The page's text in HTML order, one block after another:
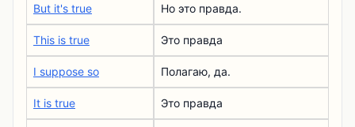
But it's true Но это правда.
This is true Это правда
I suppose so Полагаю, да.
It is true Это правда